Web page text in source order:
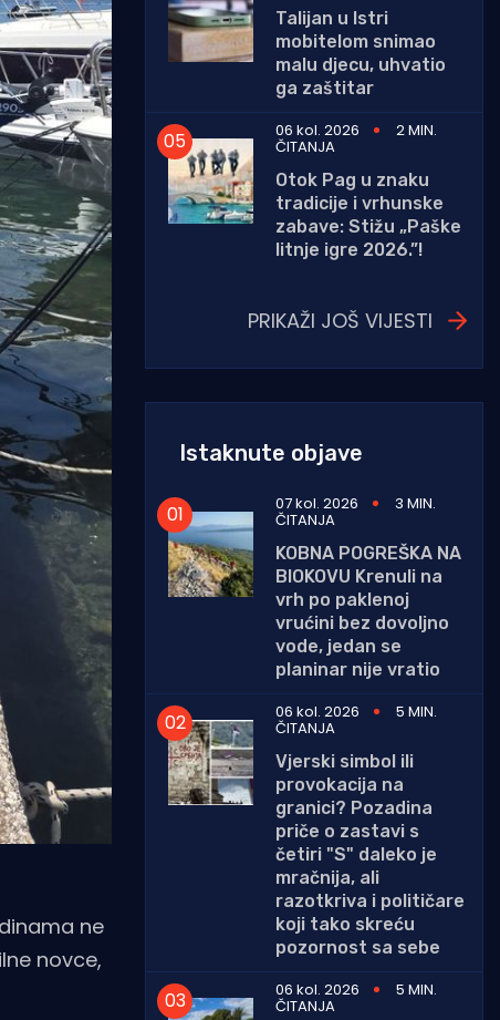
ne
novce,
Talijan u Istri
mobitelom snimao
malu djecu, uhvatio
ga zaštitar
06 kol. 2026
2 MIN.
ČITANJA
Otok Pag u znaku
tradicije i vrhunske
zabave: Stižu „Paške
litnje igre 2026.”!
PRIKAŽI JOŠ VIJESTI
Istaknute objave
07 kol. 2026 3 MIN.
ČITANJA
KOBNA POGREŠKA NA
BIOKOVU Krenuli na
vrh po paklenoj
vrućini bez dovoljno
vode, jedan se
planinar nije vratio
06 kol. 2026
5 MIN.
ČITANJA
Vjerski simbol ili
provokacija na
granici? Pozadina
priče o zastavi s
četiri "S" daleko je
mračnija, ali
razotkriva i političare
koji tako skreću
pozornost sa sebe
06 kol. 2026
5 MIN.
ČITANJA